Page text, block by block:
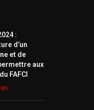
:
d’un
et de
aux
FAFCI